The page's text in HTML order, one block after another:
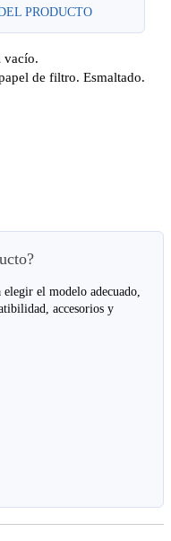
PRODUCTO
vacío.
de filtro. Esmaltado.
el modelo adecuado,
accesorios y